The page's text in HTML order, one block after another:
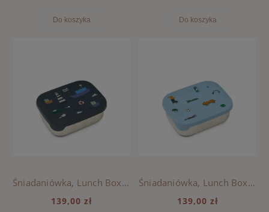
Do koszyka Do koszyka
Śniadaniówka, Lunch Box ARTHUR Liewood - SAILING / CLASSIC NAVY
139,00 zł
Śniadaniówka, Lunch Box ARTHUR Liewood - FUN / BEACH BLUE
139,00 zł